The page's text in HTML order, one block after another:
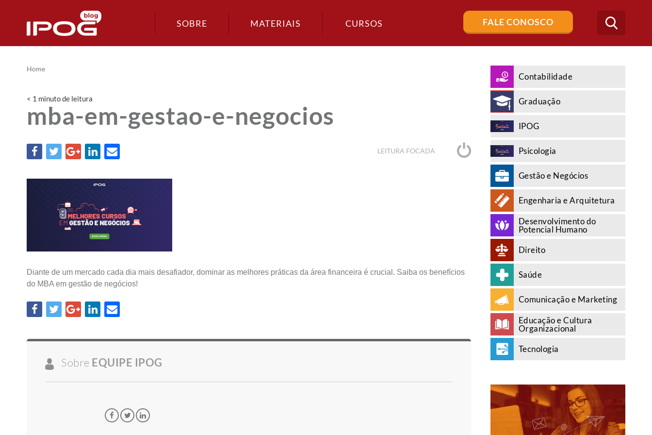
SOBRE MATERIAIS CURSOS FALE CONOSCO
Buscar
no
blog
Home
< 1 minutode leitura
mba-em-gestao-e-negocios
LEITURA FOCADA
Diante de um mercado cada dia mais desafiador, dominar as melhores práticas da área financeira é crucial. Saiba os benefícios
do MBA em gestão de negócios!
Sobre EQUIPE IPOG
Contabilidade
Graduação
IPOG
Psicologia
Gestão e Negócios
Engenharia e Arquitetura
Desenvolvimento do
Potencial Humano
Direito
Saúde
Comunicação e Marketing
Educação e Cultura
Organizacional
Tecnologia